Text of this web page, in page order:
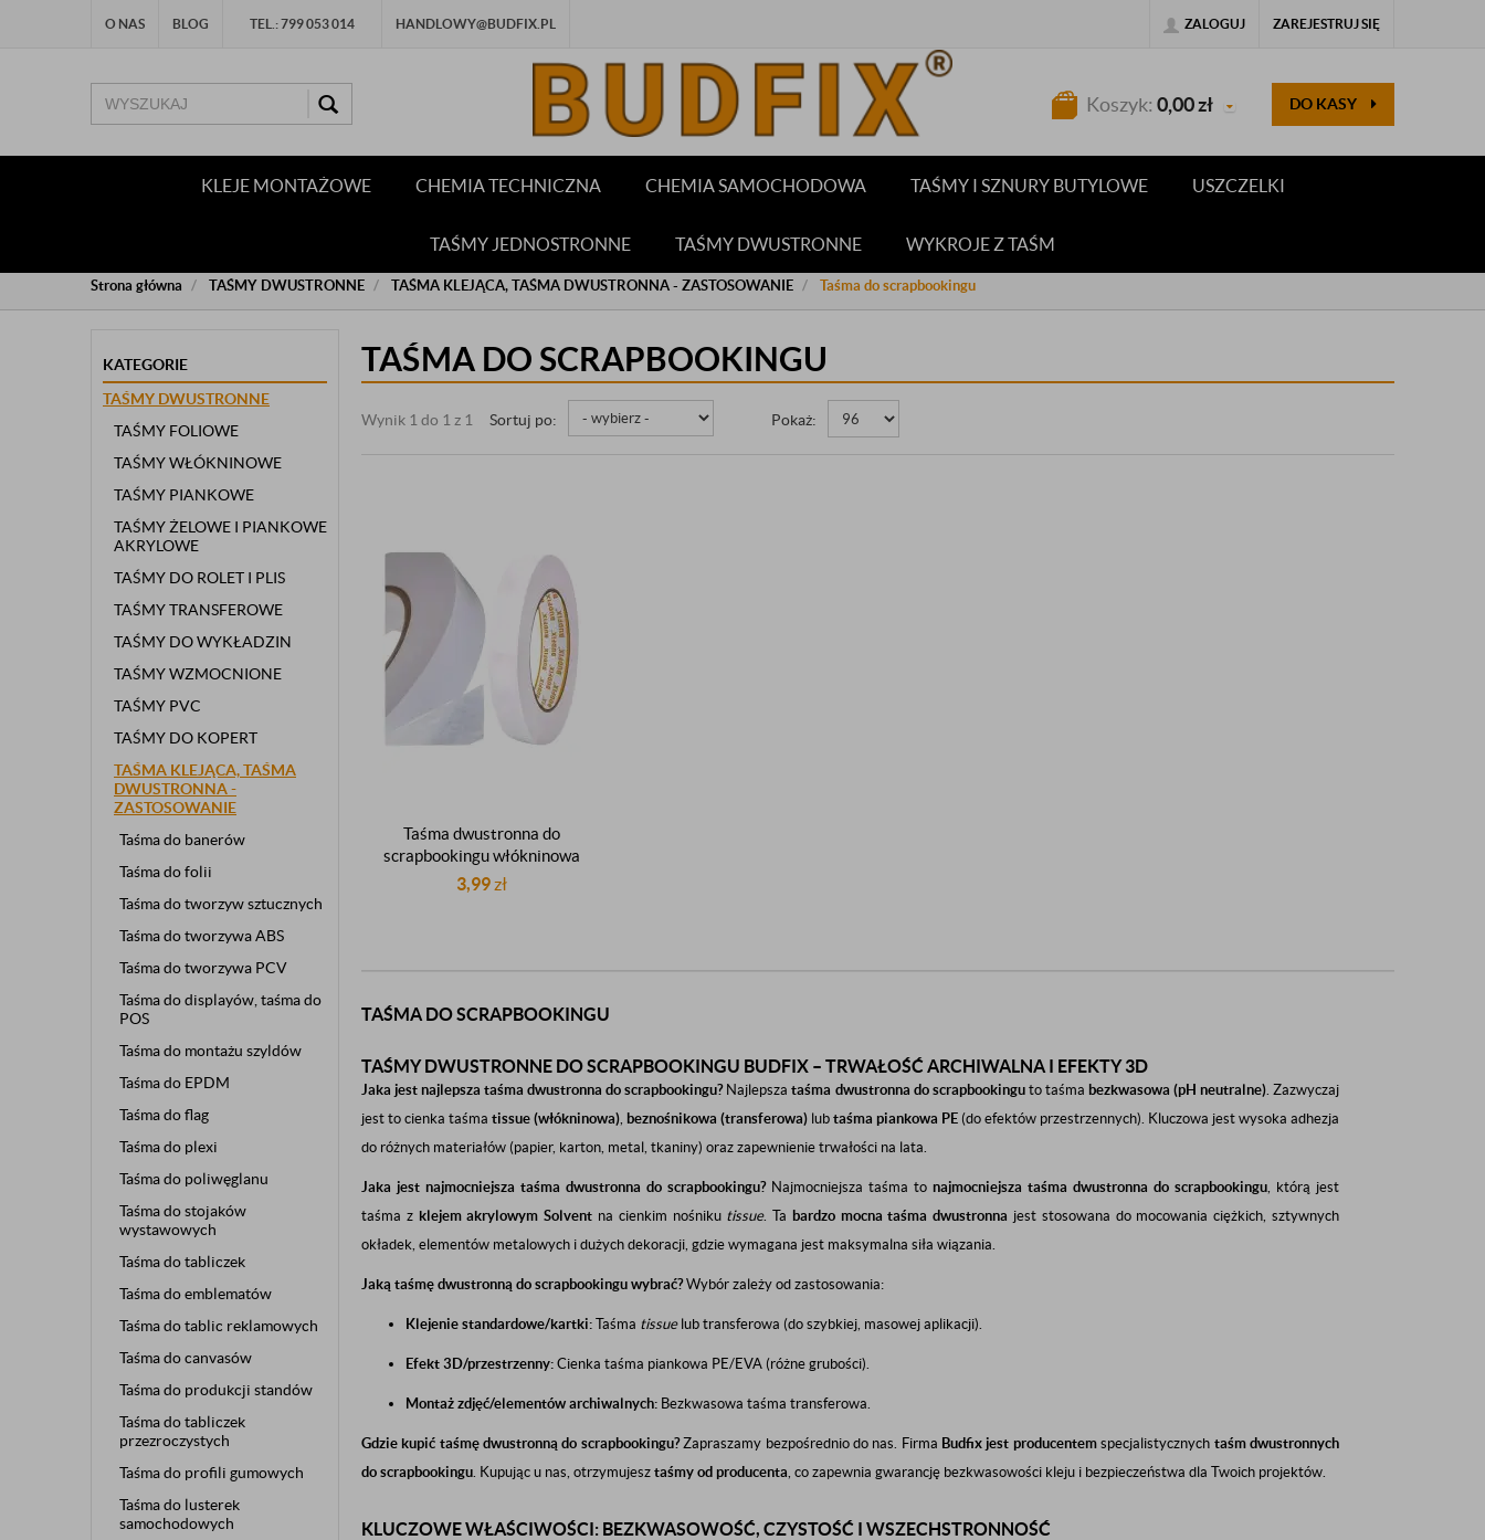
O NAS BLOG TEL.: 799 053 014 HANDLOWY@BUDFIX.PL ZALOGUJ ZAREJESTRUJ SIĘ
Koszyk: 0,00zł DO KASY
KLEJE MONTAŻOWE CHEMIA TECHNICZNA CHEMIA SAMOCHODOWA TAŚMY I SZNURY BUTYLOWE USZCZELKI
TAŚMY JEDNOSTRONNE TAŚMY DWUSTRONNE WYKROJE Z TAŚM
Strona główna TAŚMY DWUSTRONNE TAŚMA KLEJĄCA, TAŚMA DWUSTRONNA - ZASTOSOWANIE Taśma do scrapbookingu
KATEGORIE
TAŚMY DWUSTRONNE
TAŚMY FOLIOWE
TAŚMY WŁÓKNINOWE
TAŚMY PIANKOWE
TAŚMY ŻELOWE I PIANKOWE
AKRYLOWE
TAŚMY DO ROLET I PLIS
TAŚMY TRANSFEROWE
TAŚMY DO WYKŁADZIN
TAŚMY WZMOCNIONE
TAŚMY PVC
TAŚMY DO KOPERT
TAŚMA KLEJĄCA, TAŚMA
DWUSTRONNA -
ZASTOSOWANIE
Taśma do banerów
Taśma do folii
Taśma do tworzyw sztucznych
Taśma do tworzywa ABS
Taśma do tworzywa PCV
Taśma do displayów, taśma do
POS
Taśma do montażu szyldów
Taśma do EPDM
Taśma do flag
Taśma do plexi
Taśma do poliwęglanu
Taśma do stojaków
wystawowych
Taśma do tabliczek
Taśma do emblematów
Taśma do tablic reklamowych
Taśma do canvasów
Taśma do produkcji standów
Taśma do tabliczek
przezroczystych
Taśma do profili gumowych
Taśma do lusterek
samochodowych
TAŚMA DO SCRAPBOOKINGU
Wynik 1 do 1 z 1 Sortuj po: Pokaż:
Taśma dwustronna do
scrapbookingu włókninowa
akrylowa samoprzylepna
3,99zł
TAŚMA DO SCRAPBOOKINGU
TAŚMY DWUSTRONNE DO SCRAPBOOKINGU BUDFIX – TRWAŁOŚĆ ARCHIWALNA I EFEKTY 3D
Jaka jest najlepsza taśma dwustronna do scrapbookingu?Najlepszataśma dwustronna do scrapbookinguto taśma bezkwasowa (pH neutralne). Zazwyczaj
jest to cienka taśma tissue (włókninowa), beznośnikowa (transferowa) lubtaśma piankowa PE (do efektów przestrzennych). Kluczowa jest wysoka adhezja
do różnych materiałów (papier, karton, metal, tkaniny) oraz zapewnienie trwałości na lata.
Jaka jest najmocniejsza taśma dwustronna do scrapbookingu?Najmocniejsza taśma to najmocniejsza taśma dwustronna do scrapbookingu, którą jest
taśma z klejem akrylowym Solvent na cienkim nośniku tissue. Ta bardzo mocna taśma dwustronna jest stosowana do mocowania ciężkich, sztywnych
okładek, elementów metalowych i dużych dekoracji, gdzie wymagana jest maksymalna siła wiązania.
Jaką taśmę dwustronną do scrapbookingu wybrać?Wybór zależy od zastosowania:
Klejenie standardowe/kartki:Taśma tissuelub transferowa (do szybkiej, masowej aplikacji).
Efekt 3D/przestrzenny:Cienka taśma piankowa PE/EVA (różne grubości).
Montaż zdjęć/elementów archiwalnych:Bezkwasowa taśma transferowa.
Gdzie kupić taśmę dwustronną do scrapbookingu?Zapraszamy bezpośrednio do nas. Firma Budfix jest producentemspecjalistycznych taśm dwustronnych
do scrapbookingu. Kupując u nas, otrzymujesz taśmy od producenta, co zapewnia gwarancję bezkwasowości kleju i bezpieczeństwa dla Twoich projektów.
KLUCZOWE WŁAŚCIWOŚCI: BEZKWASOWOŚĆ, CZYSTOŚĆ I WSZECHSTRONNOŚĆ